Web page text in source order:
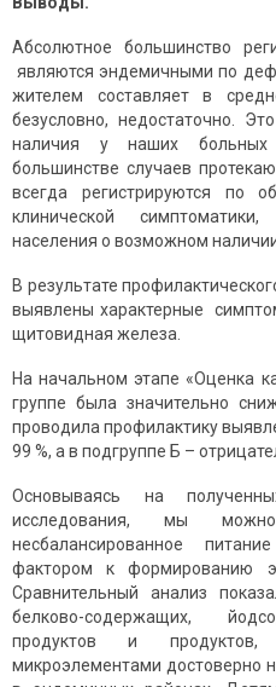
Абсолютное большинство
являются эндемичными по
жителем составляет в
безусловно, недостаточно.
наличия у наших больных
большинстве случаев
всегда регистрируются по
клинической
населения о возможном
В результате
выявлены характерные
щитовидная железа.
На начальном этапе «Оценка
группе была значительно
проводила профилактику
99 %, а в подгруппе Б –
Основываясь на
исследования, мы
несбалансированное
фактором к формированию
Сравнительный анализ
белково-содержащих,
продуктов и
микроэлементами достоверно